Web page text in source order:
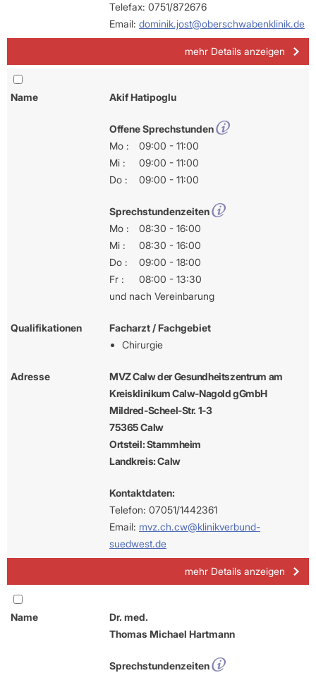
Telefax: 0751/872676
Email: dominik.jost@oberschwabenklinik.de
mehr Details anzeigen
Name Akif Hatipoglu
Offene Sprechstunden
Mo :
09:00 - 11:00
Mi :
09:00 - 11:00
Do :
09:00 - 11:00
Sprechstundenzeiten
Mo :
08:30 - 16:00
Mi :
08:30 - 16:00
Do :
09:00 - 18:00
Fr :
08:00 - 13:30
und nach Vereinbarung
Qualifikationen
Facharzt / Fachgebiet
Chirurgie
Adresse
MVZ Calw der Gesundheitszentrum am
Kreisklinikum Calw-Nagold gGmbH
Mildred-Scheel-Str. 1-3
75365 Calw
Ortsteil: Stammheim
Landkreis: Calw
Kontaktdaten:
Telefon: 07051/1442361
Email: mvz.ch.cw@klinikverbund-
suedwest.de
mehr Details anzeigen
Name
Dr. med.
Thomas Michael Hartmann
Sprechstundenzeiten